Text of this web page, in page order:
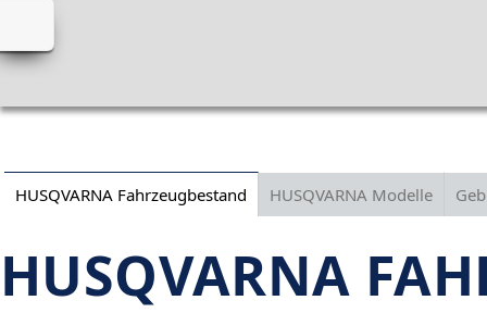
HUSQVARNA Fahrzeugbestand HUSQVARNA Modelle
HUSQVARNA